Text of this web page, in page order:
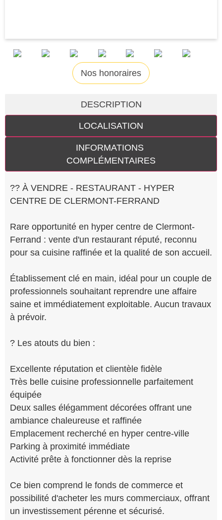
Nos honoraires
DESCRIPTION
LOCALISATION
INFORMATIONS
COMPLÉMENTAIRES
?? À VENDRE - RESTAURANT - HYPER
CENTRE DE CLERMONT-FERRAND
Rare opportunité en hyper centre de Clermont-
Ferrand : vente d'un restaurant réputé, reconnu
pour sa cuisine raffinée et la qualité de son accueil.
Établissement clé en main, idéal pour un couple de
professionnels souhaitant reprendre une affaire
saine et immédiatement exploitable. Aucun travaux
à prévoir.
? Les atouts du bien :
Excellente réputation et clientèle fidèle
Très belle cuisine professionnelle parfaitement
équipée
Deux salles élégamment décorées offrant une
ambiance chaleureuse et raffinée
Emplacement recherché en hyper centre-ville
Parking à proximité immédiate
Activité prête à fonctionner dès la reprise
Ce bien comprend le fonds de commerce et
possibilité d'acheter les murs commerciaux, offrant
un investissement pérenne et sécurisé.